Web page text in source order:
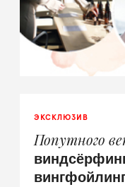
ЭКСКЛЮЗИВ
Попутного